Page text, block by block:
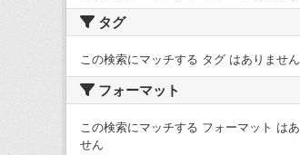
タグ
この検索にマッチする タグ はありません
フォーマット
この検索にマッチする フォーマット は
せん